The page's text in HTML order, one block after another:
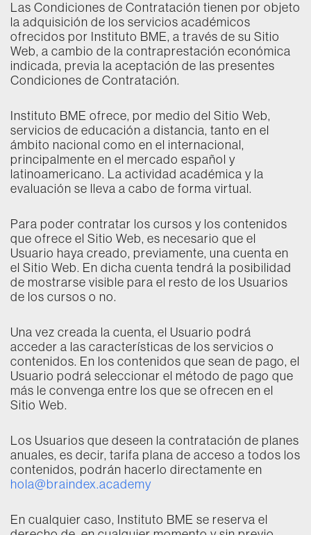
Las Condiciones de Contratación tienen por objeto
la adquisición de los servicios académicos
ofrecidos por Instituto BME, a través de su Sitio
Web, a cambio de la contraprestación económica
indicada, previa la aceptación de las presentes
Condiciones de Contratación.
Instituto BME ofrece, por medio del Sitio Web,
servicios de educación a distancia, tanto en el
ámbito nacional como en el internacional,
principalmente en el mercado español y
latinoamericano. La actividad académica y la
evaluación se lleva a cabo de forma virtual.
Para poder contratar los cursos y los contenidos
que ofrece el Sitio Web, es necesario que el
Usuario haya creado, previamente, una cuenta en
el Sitio Web. En dicha cuenta tendrá la posibilidad
de mostrarse visible para el resto de los Usuarios
de los cursos o no.
Una vez creada la cuenta, el Usuario podrá
acceder a las características de los servicios o
contenidos. En los contenidos que sean de pago, el
Usuario podrá seleccionar el método de pago que
más le convenga entre los que se ofrecen en el
Sitio Web.
Los Usuarios que deseen la contratación de planes
anuales, es decir, tarifa plana de acceso a todos los
contenidos, podrán hacerlo directamente en
hola@braindex.academy
En cualquier caso, Instituto BME se reserva el